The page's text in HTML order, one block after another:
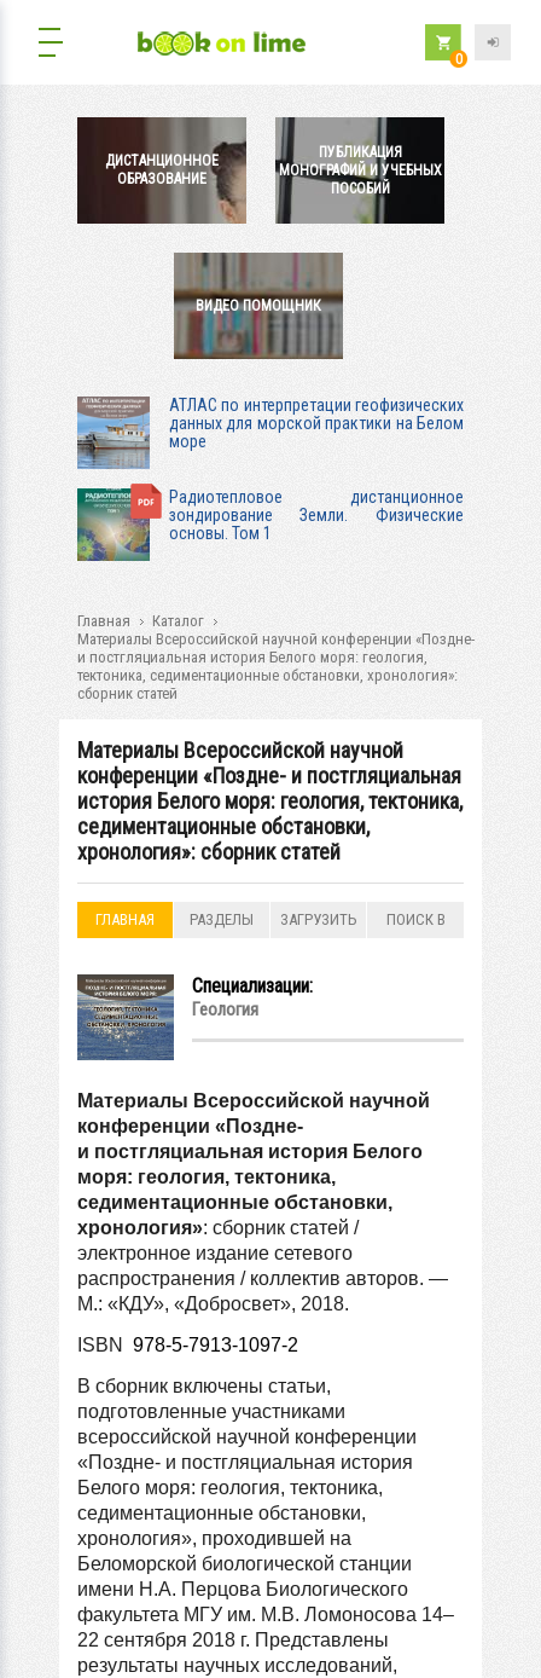
0
ДИСТАНЦИОННОЕ
ОБРАЗОВАНИЕ
ПУБЛИКАЦИЯ
МОНОГРАФИЙ И УЧЕБНЫХ
ПОСОБИЙ
ВИДЕО ПОМОЩНИК
АТЛАС по интерпретации геофизических
данных для морской практики на Белом
море
Радиотепловое дистанционное
зондирование Земли. Физические
основы. Том 1
Главная
Каталог
Материалы Всероссийской научной конференции «Поздне-
и постгляциальная история Белого моря: геология,
тектоника, седиментационные обстановки, хронология»:
сборник статей
Материалы Всероссийской научной
конференции «Поздне- и постгляциальная
история Белого моря: геология, тектоника,
седиментационные обстановки,
хронология»: сборник статей
ГЛАВНАЯ РАЗДЕЛЫ ЗАГРУЗИТЬ
ПОИСК В
Специализации:
Геология
Материалы Всероссийской научной
конференции «Поздне-
и постгляциальная история Белого
моря: геология, тектоника,
седиментационные обстановки,
хронология»: сборник статей /
электронное издание сетевого
распространения / коллектив авторов. —
М.: «КДУ», «Добросвет», 2018.
ISBN 978-5-7913-1097-2
В сборник включены статьи,
подготовленные участниками
всероссийской научной конференции
«Поздне- и постгляциальная история
Белого моря: геология, тектоника,
седиментационные обстановки,
хронология», проходившей на
Беломорской биологической станции
имени Н.А. Перцова Биологического
факультета МГУ им. М.В. Ломоносова 14–
22 сентября 2018 г. Представлены
результаты научных исследований,